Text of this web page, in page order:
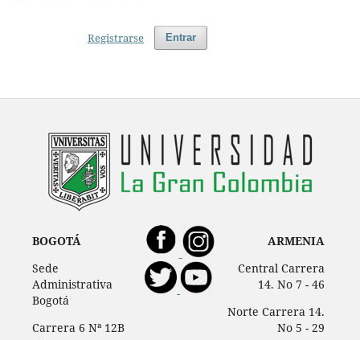
Entrar
Registrarse
BOGOTÁ
Sede
Administrativa
Bogotá
Carrera 6 Nª 12B
ARMENIA
Central Carrera
14. No 7 - 46
Norte Carrera 14.
No 5 - 29